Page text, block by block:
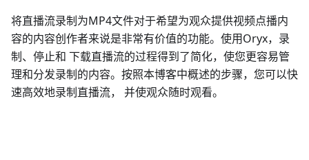
将直播流录制为MP4文件对于希望为观众提供视频点播内
容的内容创作者来说是非常有价值的功能。使用Oryx，录
制、停止和 下载直播流的过程得到了简化，使您更容易管
理和分发录制的内容。按照本博客中概述的步骤，您可以快
速高效地录制直播流， 并使观众随时观看。